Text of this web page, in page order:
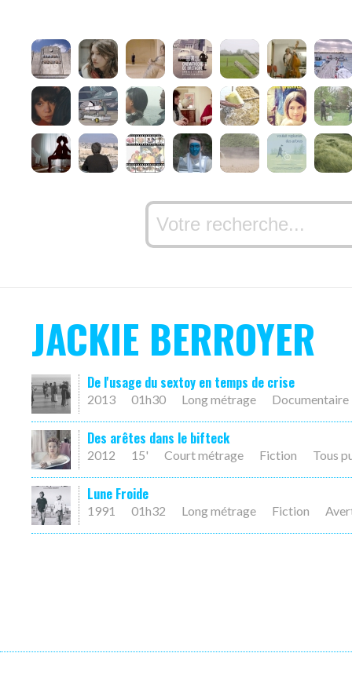
JACKIE BERROYER
De l'usage du sextoy en temps de crise
2013 01h30 Long métrage Documentaire
Des arêtes dans le bifteck
2012 15' Court métrage Fiction Tous
Lune Froide
1991 01h32 Long métrage Fiction